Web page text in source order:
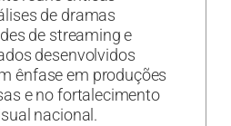
de dramas
de streaming e
desenvolvidos
ênfase em produções
e no fortalecimento
nacional.